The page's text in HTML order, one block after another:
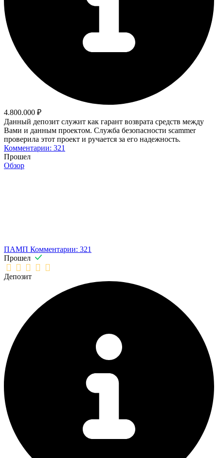
4.800.000 ₽
Данный депозит служит как гарант возврата средств между
Вами и данным проектом. Служба безопасности scammer
проверила этот проект и ручается за его надежность.
Комментарии: 321
Прошел
Обзор
ПАМП Комментарии: 321
Прошел
Депозит